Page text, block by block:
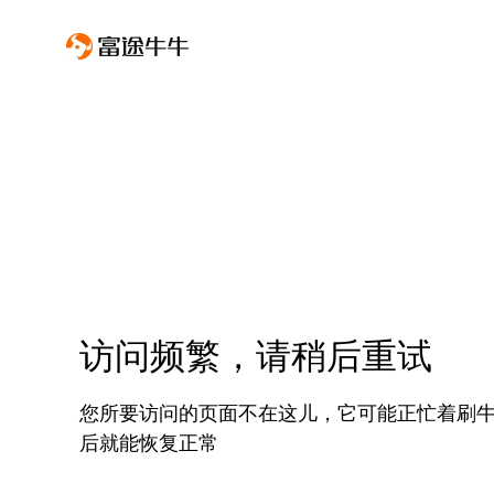
访问频繁，请稍后重试
您所要访问的页面不在这儿，它可能正忙着刷
后就能恢复正常